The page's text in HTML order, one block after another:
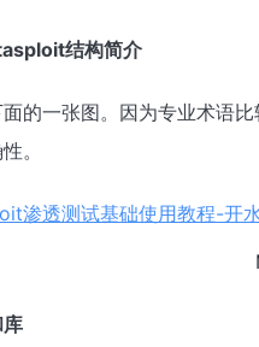
结构简介
的一张图。因为专业术语
。